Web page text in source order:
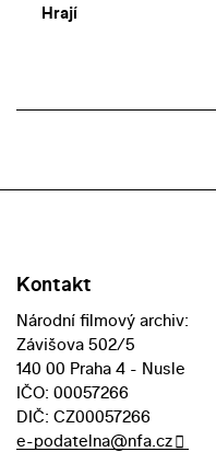
Hrají
Kontakt
Národní filmový archiv:
Závišova 502/5
140 00 Praha 4 - Nusle
IČO: 00057266
DIČ: CZ00057266
e-podatelna@nfa.cz